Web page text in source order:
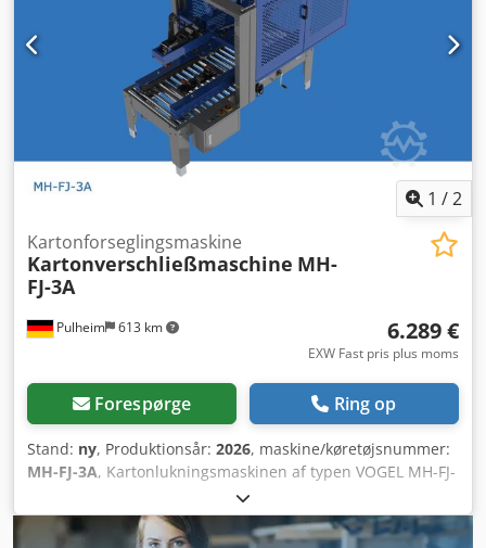
1 /2
Pulheim 613 km
Kartonforseglingsmaskine
Kartonverschließmaschine MH-
FJ-3A
6.289 €
EXW Fast pris plus moms
Forespørge Ring op
Stand: ny, Produktionsår: 2026, maskine/køretøjsnummer:
MH-FJ-3A, Kartonlukningsmaskinen af typen VOGEL MH-FJ-
3A er udstyret med et låg-lukningsmekanisme, hvilket vil
sige, at kasserne kan indføres i åben tilstand. De korte og
lange lågedele på kassen lukkes først, og først derefter